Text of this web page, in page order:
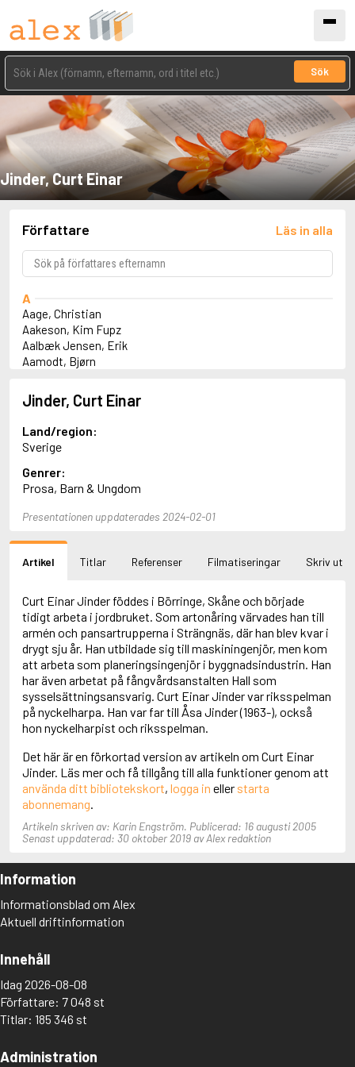
Sök
Jinder, Curt Einar
Författare Läs in alla
A
Aage, Christian
Aakeson, Kim Fupz
Aalbæk Jensen, Erik
Aamodt, Bjørn
Abbey, Kieran
Abbot, Anthony
Abbott, John
Abbott, Megan
Abdel-Fattah, Randa
Abdolah, Kader
Abé, Kobo
Abele, Inga
Aboulela, Leila
Abrahams, Peter (f. 1947)
Abrahamson, Emmy
Abse, Dannie
Abu-Jaber, Diana
Abulhawa, Susan
Aburas, Lone
Achebe, Chinua
Achmatova, Anna
Aciman, André
Acker, Kathy
Ackroyd, Peter
Adam de la Halle
Adamov, Arthur
Adams, Douglas
Adams, Herbert
Adbåge, Emma
Adbåge, Lisen
Adelborg, Ottilia
Adler-Olsen, Jussi
Adlerbeth, Gudmund Jöran
Adnan, Etel
Adolfsson, Eva
Adolfsson, Evert
Adolfsson, Josefine
Jinder, Curt Einar
Land/region:
Sverige
Genrer:
Prosa, Barn & Ungdom
Presentationen uppdaterades 2024-02-01
Artikel Titlar Referenser Filmatiseringar Skriv ut
Curt Einar Jinder föddes i Börringe, Skåne och började
tidigt arbeta i jordbruket. Som artonåring värvades han till
armén och pansartrupperna i Strängnäs, där han blev kvar i
drygt sju år. Han utbildade sig till maskiningenjör, men kom
att arbeta som planeringsingenjör i byggnadsindustrin. Han
har även arbetat på fångvårdsanstalten Hall som
sysselsättningsansvarig. Curt Einar Jinder var riksspelman
på nyckelharpa. Han var far till Åsa Jinder (1963-), också
hon nyckelharpist och riksspelman.
Det här är en förkortad version av artikeln om Curt Einar
Jinder. Läs mer och få tillgång till alla funktioner genom att
använda ditt bibliotekskort, logga in eller starta
abonnemang.
Artikeln skriven av: Karin Engström. Publicerad: 16 augusti 2005
Senast uppdaterad: 30 oktober 2019 av Alex redaktion
Information
Informationsblad om Alex
Aktuell driftinformation
Innehåll
Idag 2026-08-08
Författare: 7 048 st
Titlar: 185 346 st
Administration